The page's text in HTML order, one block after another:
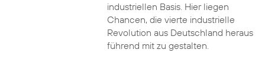
industriellen Basis. Hier liegen
Chancen, die vierte industrielle
Revolution aus Deutschland heraus
führend mit zu gestalten.